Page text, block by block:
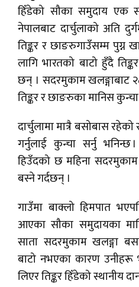
हिँडेको सौका समुदाय एक
नेपालबाट दार्चुलाको अति
तिङ्कर र छाङरुगाउँसम्म पुग्न
लागि भारतको बाटो हुँदै
छन् । सदरमुकाम खलङ्गाबाट
तिङ्कर र छाङरुका मानिस
दार्चुलामा मात्रै बसोबास
गर्नुलाई कुन्चा सर्नु
हिउँदको छ महिना सदरमुकाम
बस्ने गर्दछन् ।
गाउँमा बाक्लो हिमपात
आएका सौका समुदायका
साता सदरमुकाम खलङ्गा
बाटो नभएका कारण उनीहरू
लिएर तिङ्कर हिँडेको स्थानीय